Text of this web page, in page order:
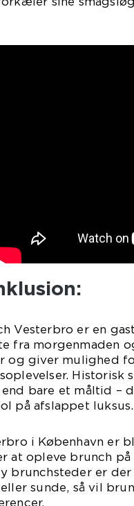
Vesterbro er en
fra morgenmaden
og giver mulighed
end bare et måltid –
på afslappet luksus.
i København er
at opleve brunch
brunchsteder er
sunde, så vil